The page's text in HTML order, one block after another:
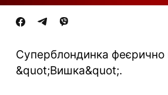
Суперблондинка феєрично
&quot;Вишка&quot;.